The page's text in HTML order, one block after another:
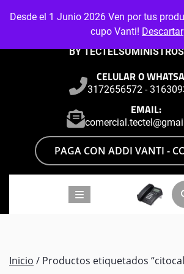
Desde el 1 Junio 2026 Ven por tus
cupo Vanti! Descartar
BY
CELULAR O
3172656572 -
EMAIL:
PAGA CON ADDI VANTI -
Inicio / Productos etiquetados